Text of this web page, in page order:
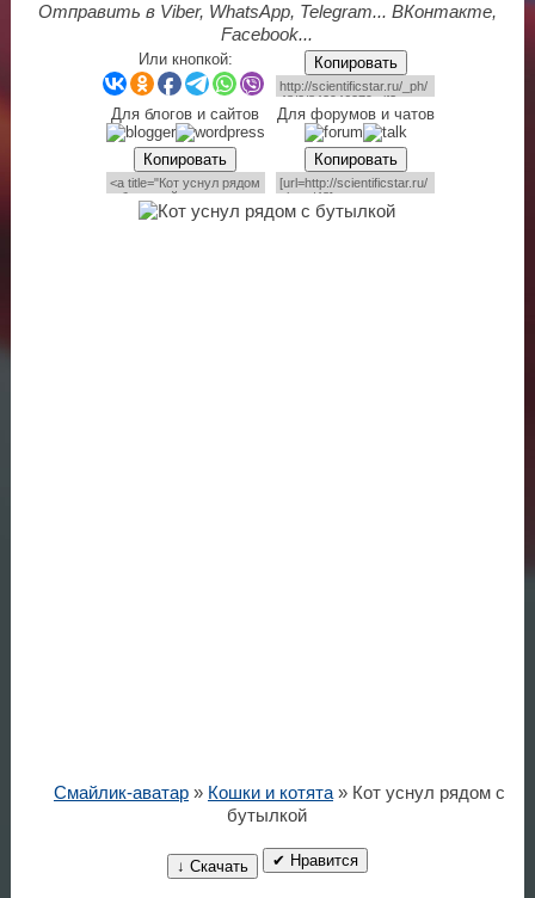
Отправить в Viber, WhatsApp, Telegram... ВКонтакте,
Facebook...
Или кнопкой: Копировать
Для блогов и сайтов Для форумов и чатов
Копировать Копировать
Смайлик-аватар» Кошки и котята» Кот уснул рядом с
бутылкой
↓ Скачать ✔ Нравится